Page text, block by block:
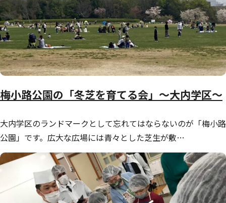
梅小路公園の「冬芝を育てる会」～大内学区～
大内学区のランドマークとして忘れてはならないのが「梅小路
公園」です。広大な広場には青々とした芝生が敷…